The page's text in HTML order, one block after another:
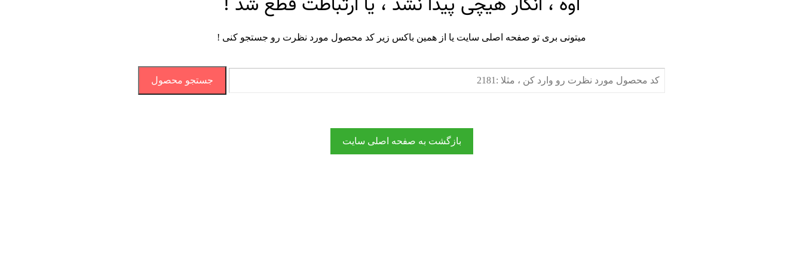
میتونی بری تو صفحه اصلی سایت یا از همین باکس زیر کد محصول مورد نظرت رو جستجو کنی !
جستجو محصول
بازگشت به صفحه اصلی سایت